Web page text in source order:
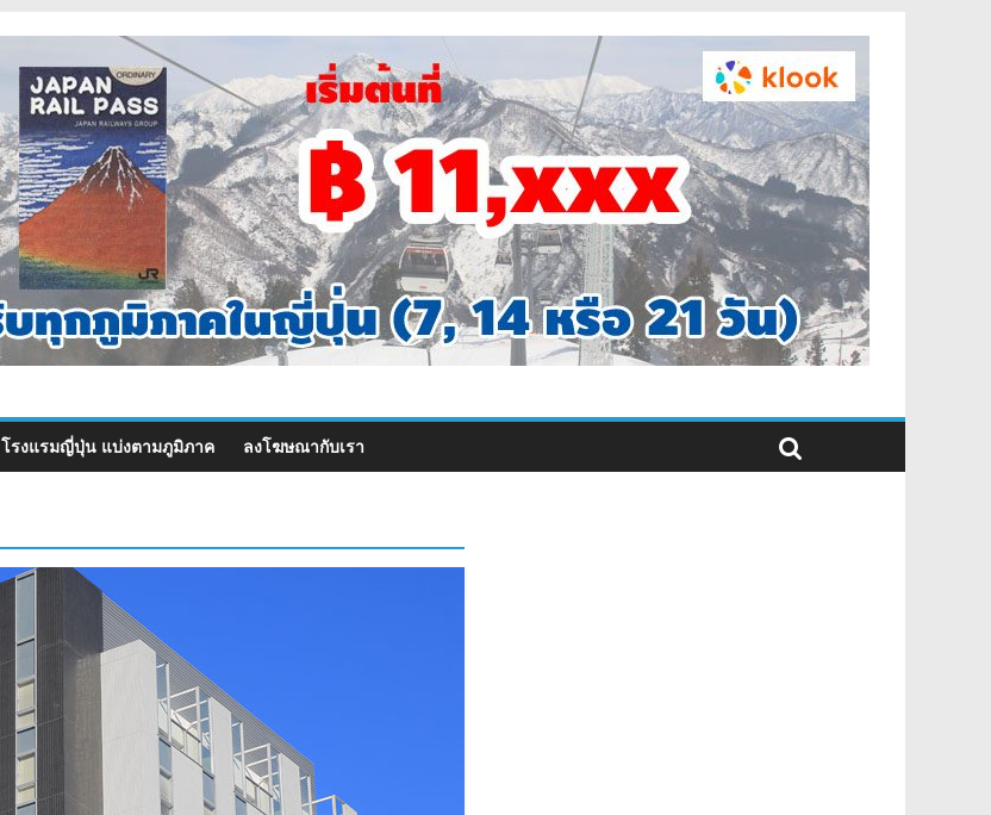
โรงแรมญี่ปุ่น แบ่งตามภูมิภาค ลงโฆษณากับเรา